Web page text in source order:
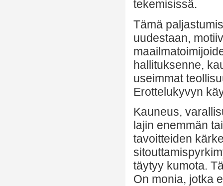
tekemisissä.
Tämä
uudestaan,
hallituksenne,
useimmat
Erottelukyvyn
Kauneus,
lajin enemmän
tavoitteiden
täytyy kumota.
On monia, jotka